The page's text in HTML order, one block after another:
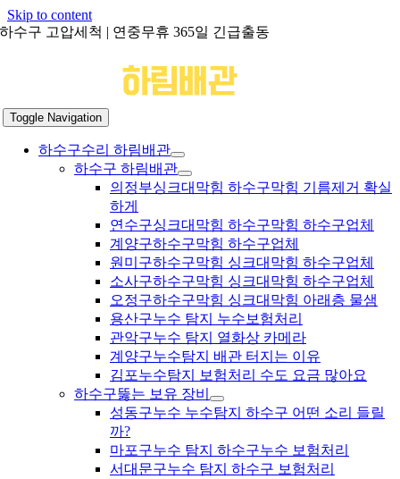
Skip to content
하수구 고압세척 | 연중무휴 365일 긴급출동
Toggle Navigation
하수구수리 하림배관
하수구 하림배관
의정부싱크대막힘 하수구막힘 기름제거 확실
하게
연수구싱크대막힘 하수구막힘 하수구업체
계양구하수구막힘 하수구업체
원미구하수구막힘 싱크대막힘 하수구업체
소사구하수구막힘 싱크대막힘 하수구업체
오정구하수구막힘 싱크대막힘 아래층 물샘
용산구누수 탐지 누수보험처리
관악구누수 탐지 열화상 카메라
계양구누수탐지 배관 터지는 이유
김포누수탐지 보험처리 수도 요금 많아요
하수구뚫는 보유 장비
성동구누수 누수탐지 하수구 어떤 소리 들릴
까?
마포구누수 탐지 하수구누수 보험처리
서대문구누수 탐지 하수구 보험처리